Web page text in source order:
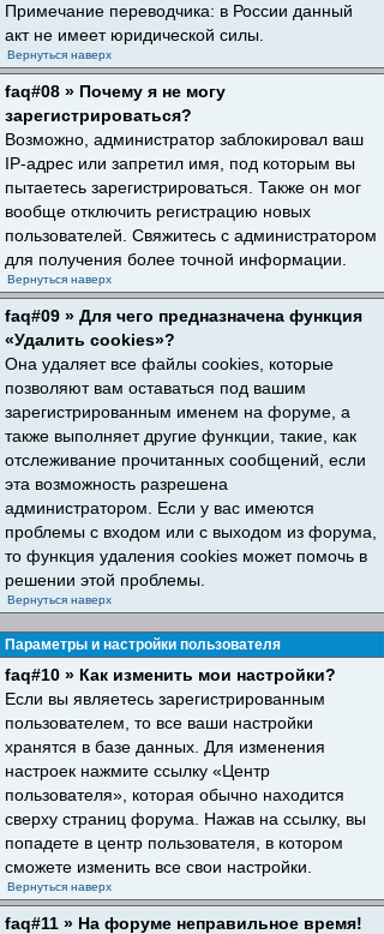
Примечание переводчика: в России данный
акт не имеет юридической силы.
Вернуться наверх
faq#08 » Почему я не могу
зарегистрироваться?
Возможно, администратор заблокировал ваш
IP-адрес или запретил имя, под которым вы
пытаетесь зарегистрироваться. Также он мог
вообще отключить регистрацию новых
пользователей. Свяжитесь с администратором
для получения более точной информации.
Вернуться наверх
faq#09 » Для чего предназначена функция
«Удалить cookies»?
Она удаляет все файлы cookies, которые
позволяют вам оставаться под вашим
зарегистрированным именем на форуме, а
также выполняет другие функции, такие, как
отслеживание прочитанных сообщений, если
эта возможность разрешена
администратором. Если у вас имеются
проблемы с входом или с выходом из форума,
то функция удаления cookies может помочь в
решении этой проблемы.
Вернуться наверх
Параметры и настройки пользователя
faq#10 » Как изменить мои настройки?
Если вы являетесь зарегистрированным
пользователем, то все ваши настройки
хранятся в базе данных. Для изменения
настроек нажмите ссылку «Центр
пользователя», которая обычно находится
сверху страниц форума. Нажав на ссылку, вы
попадете в центр пользователя, в котором
сможете изменить все свои настройки.
Вернуться наверх
faq#11 » На форуме неправильное время!